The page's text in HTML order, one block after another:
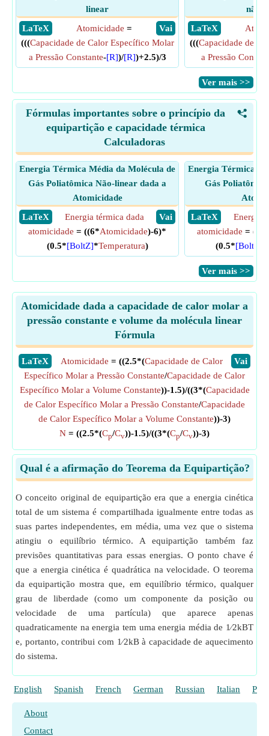
linear
​ LaTeX
​ Vai
Atomicidade =
(((Capacidade de Calor Específico Molar
a Pressão Constante-[R])/[R])+2.5)/3
não
​ LaTeX
(((Capacidade de
a Pressão
​Ver mais >>
<
Fórmulas importantes sobre o princípio da
equipartição e capacidade térmica
Calculadoras
Energia Térmica Média da Molécula de
Gás Poliatômica Não-linear dada a
Atomicidade
​ LaTeX
​ Vai
Energia térmica dada
atomicidade = ((6*Atomicidade)-6)*
(0.5*[BoltZ]*Temperatura)
Energia Térmica
Gás
​ LaTeX
Energia
atomicidade = ((6*
(0.5*[BoltZ]
​Ver mais >>
Atomicidade dada a capacidade de calor molar a
pressão constante e volume da molécula linear
Fórmula
​LaTeX ​Vai
Atomicidade = ((2.5*(Capacidade de Calor
Específico Molar a Pressão Constante/Capacidade de Calor
Específico Molar a Volume Constante))-1.5)/((3*(Capacidade
de Calor Específico Molar a Pressão Constante/Capacidade
de Calor Específico Molar a Volume Constante))-3)
N = ((2.5*(Cp/Cv))-1.5)/((3*(Cp/Cv))-3)
Qual é a afirmação do Teorema da Equipartição?
O conceito original de equipartição era que a energia cinética
total de um sistema é compartilhada igualmente entre todas as
suas partes independentes, em média, uma vez que o sistema
atingiu o equilíbrio térmico. A equipartição também faz
previsões quantitativas para essas energias. O ponto chave é
que a energia cinética é quadrática na velocidade. O teorema
da equipartição mostra que, em equilíbrio térmico, qualquer
grau de liberdade (como um componente da posição ou
velocidade de uma partícula) que aparece apenas
quadraticamente na energia tem uma energia média de 1⁄2kBT
e, portanto, contribui com 1⁄2kB à capacidade de aquecimento
do sistema.
English Spanish French German Russian Italian
About
Contact